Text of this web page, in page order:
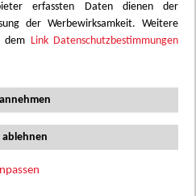
erfassten Daten dienen der
der Werbewirksamkeit. Weitere
dem Link Datenschutzbestimmungen
ablehnen
die ein Gefühl von Frische
vermittelt.
des gewünschten Farbtons